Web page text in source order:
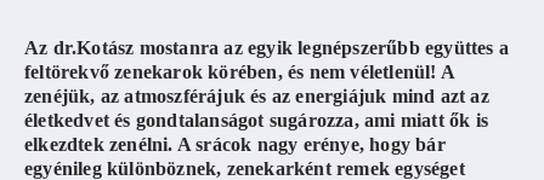
Az dr.Kotász mostanra az egyik legnépszerűbb együttes a
feltörekvő zenekarok körében, és nem véletlenül! A
zenéjük, az atmoszférájuk és az energiájuk mind azt az
életkedvet és gondtalanságot sugározza, ami miatt ők is
elkezdtek zenélni. A srácok nagy erénye, hogy bár
egyénileg különböznek, zenekarként remek egységet